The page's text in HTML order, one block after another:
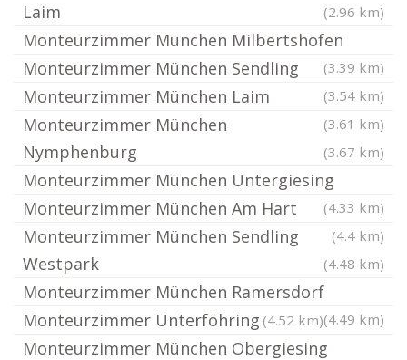
Laim
(2.96 km)
Monteurzimmer München Milbertshofen
(3.39 km)
Monteurzimmer München Sendling
(3.54 km)
Monteurzimmer München Laim
(3.61 km)
Monteurzimmer München
Nymphenburg
(3.67 km)
Monteurzimmer München Untergiesing
(4.33 km)
Monteurzimmer München Am Hart
(4.4 km)
Monteurzimmer München Sendling
Westpark
(4.48 km)
Monteurzimmer München Ramersdorf
(4.49 km)
Monteurzimmer Unterföhring (4.52 km)
Monteurzimmer München Obergiesing